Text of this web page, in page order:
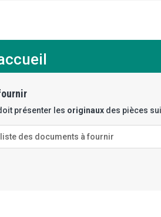
présenter les originauxdes pièces
des documents à fournir